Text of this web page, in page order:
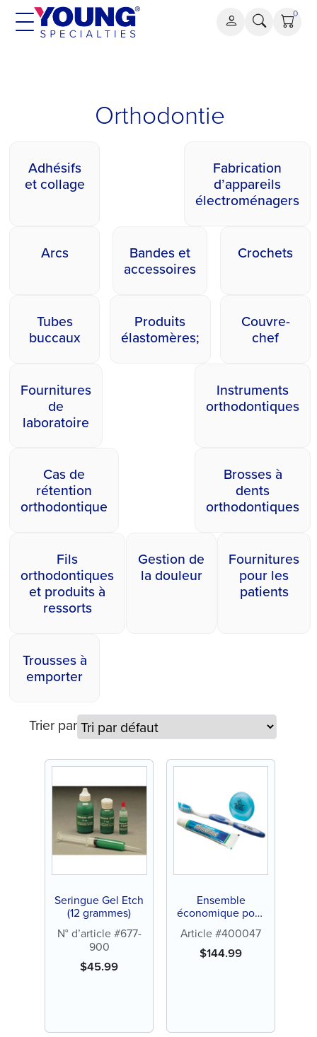
Aller
0
Orthodontie
Adhésifs
et collage
Fabrication
d’appareils
électroménagers
Arcs
Bandes et
accessoires
Crochets
Tubes
buccaux
Produits
élastomères;
Couvre-
chef
Fournitures
de
laboratoire
Instruments
orthodontiques
Cas de
rétention
orthodontique
Brosses à
dents
orthodontiques
Fils
orthodontiques
et produits à
ressorts
Gestion de
la douleur
Fournitures
pour les
patients
Trousses à
emporter
Trier par
Seringue Gel Etch
(12 grammes)
N° d’article #677-
900
$45.99
Ensemble
économique pour
s (144 ct)
Article #400047
$144.99